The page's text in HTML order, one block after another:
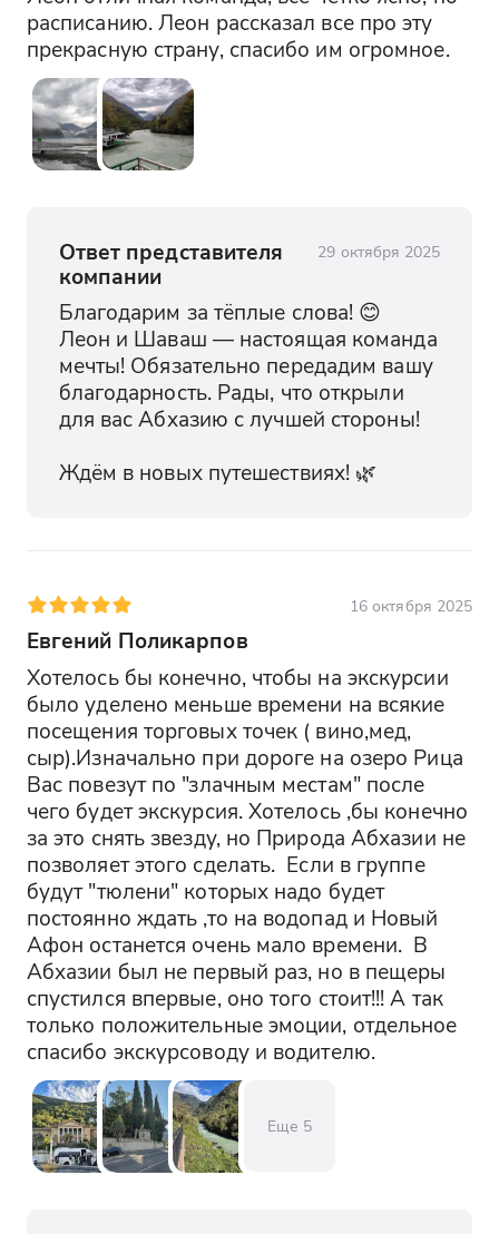
сталагмитами. Экскурсия по пещере
проходит на специальном поезде, что
делает её ещё более увлекательной. Это
место обязательно стоит посетить
любителям природы и приключений.
Озеро Псырцха
Афона. Его окружают густые леса и
горы, создавая умиротворяющую
атмосферу. Здесь можно насладиться
прогулкой и сделать красивые
фотографии.
Купание в море
искупаться в теплых водах Черного
насыщенного дня.
Заброшенная Ж/Д станция
Заброшенная железнодорожная
станция — это место с особой
атмосферой, где время будто
остановилось. Здесь можно сделать
уникальные фотографии и
почувствовать дух прошлого. Это место
будет интересно любителям
урбанистических пейзажей.
Приморский парк
Приморский парк — это уютное место
для прогулок с видом на море. Здесь
можно насладиться свежим воздухом,
тенистыми аллеями и красивыми
клумбами. Парк идеально подходит для
спокойного отдыха.
Пруд с лебедями
Пруд с лебедями — это живописное
расписанию. Леон рассказал все про эту
прекрасную страну, спасибо им огромное.
Ответ представителя
компании
29 октября 2025
Благодарим за тёплые слова! 😊
Леон и Шаваш — настоящая команда
мечты! Обязательно передадим вашу
благодарность. Рады, что открыли
для вас Абхазию с лучшей стороны!
Ждём в новых путешествиях! 🌿
16 октября 2025
Евгений Поликарпов
Хотелось бы конечно, чтобы на экскурсии
было уделено меньше времени на всякие
посещения торговых точек ( вино,мед,
сыр).Изначально при дороге на озеро Рица
Вас повезут по "злачным местам" после
чего будет экскурсия. Хотелось ,бы конечно
за это снять звезду, но Природа Абхазии не
позволяет этого сделать.  Если в группе
будут "тюлени" которых надо будет
постоянно ждать ,то на водопад и Новый
Афон останется очень мало времени.  В
Абхазии был не первый раз, но в пещеры
спустился впервые, оно того стоит!!! А так
только положительные эмоции, отдельное
спасибо экскурсоводу и водителю.
Еще 5